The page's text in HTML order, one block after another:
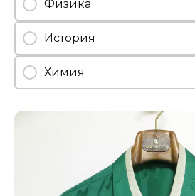
Физика
История
Химия